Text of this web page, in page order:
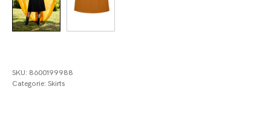
SKU: 8600199988
Categorie: Skirts